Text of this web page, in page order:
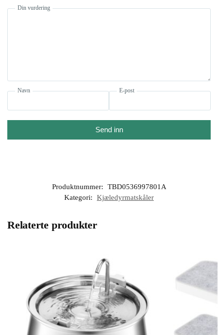
Din vurdering
Navn E-post
Send inn
Produktnummer:
TBD0536997801A
Kategori:
Kjæledyrmatskåler
Relaterte produkter